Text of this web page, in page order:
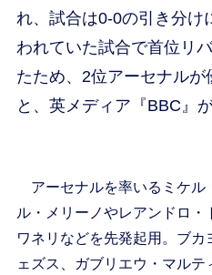
れ、試合は0-0の引き分け
われていた試合で首位リ
たため、2位アーセナルが
と、英メディア『BBC』
アーセナルを率いるミケル
ル・メリーノやレアンドロ・
ワネリなどを先発起用。ブ
ェズス、ガブリエウ・マル